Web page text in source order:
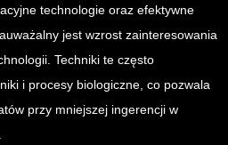
technologie oraz efektywne
jest wzrost zainteresowania
Techniki te często
i procesy biologiczne, co pozwala
przy mniejszej ingerencji w